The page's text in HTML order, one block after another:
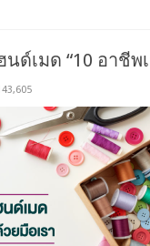
ด์เมด “10 อาชีพ